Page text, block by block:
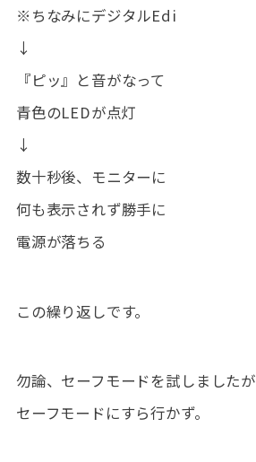
※ちなみにデジタルEdi
↓
『ピッ』と音がなって
青色のLEDが点灯
↓
数十秒後、モニターに
何も表示されず勝手に
電源が落ちる
この繰り返しです。
勿論、セーフモードを試しましたが
セーフモードにすら行かず。